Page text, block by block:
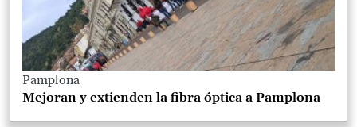
Pamplona
Mejoran y extienden la fibra óptica a Pamplona